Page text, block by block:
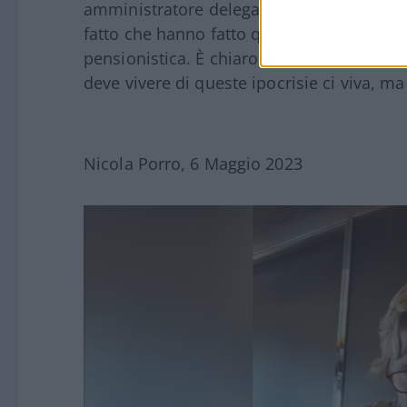
amministratore delegato della Rai
fatto che hanno fatto questo decreto per
pensionistica. È chiaro che l’hanno fatto
deve vivere di queste ipocrisie ci viva, ma
Nicola Porro, 6 Maggio 2023